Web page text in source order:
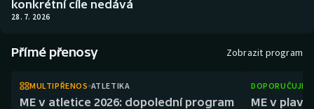
Curling
Dostihy
konkrétní cíle nedává
28. 7. 2026
Přímé přenosy Zobrazit program
MULTIPŘENOS ATLETIKA
ME v atletice 2026: dopolední program ME v